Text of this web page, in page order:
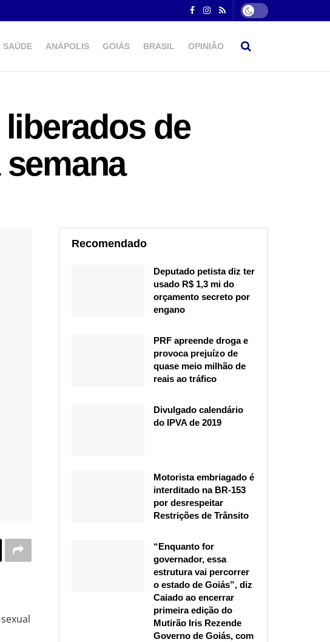
SAÚDE ANÁPOLIS GOIÁS BRASIL OPINIÃO
de
Recomendado
Deputado petista diz ter
usado R$ 1,3 mi do
orçamento secreto por
engano
PRF apreende droga e
provoca prejuízo de
quase meio milhão de
reais ao tráfico
Divulgado calendário
do IPVA de 2019
Motorista embriagado é
interditado na BR-153
por desrespeitar
Restrições de Trânsito
“Enquanto for
governador, essa
estrutura vai percorrer
o estado de Goiás”, diz
Caiado ao encerrar
primeira edição do
Mutirão Iris Rezende
Governo de Goiás, com